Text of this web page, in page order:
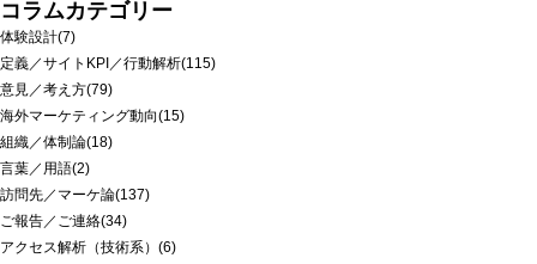
コラムカテゴリー
体験設計(7)
定義／サイトKPI／行動解析(115)
意見／考え方(79)
海外マーケティング動向(15)
組織／体制論(18)
言葉／用語(2)
訪問先／マーケ論(137)
ご報告／ご連絡(34)
アクセス解析（技術系） (6)